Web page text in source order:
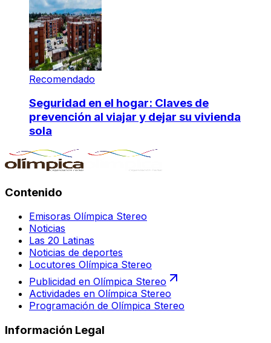
Recomendado
Seguridad en el hogar: Claves de
prevención al viajar y dejar su vivienda
sola
Contenido
Emisoras Olímpica Stereo
Noticias
Las 20 Latinas
Noticias de deportes
Locutores Olímpica Stereo
Publicidad en Olímpica Stereo
Actividades en Olímpica Stereo
Programación de Olímpica Stereo
Información Legal